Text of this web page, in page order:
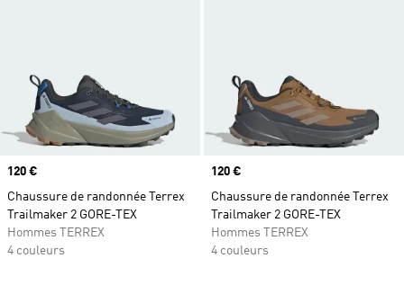
Prix
120 €
Chaussure de randonnée Terrex
Trailmaker 2 GORE-TEX
Hommes TERREX
4 couleurs
Prix
120 €
Chaussure de randonnée Terrex
Trailmaker 2 GORE-TEX
Hommes TERREX
4 couleurs